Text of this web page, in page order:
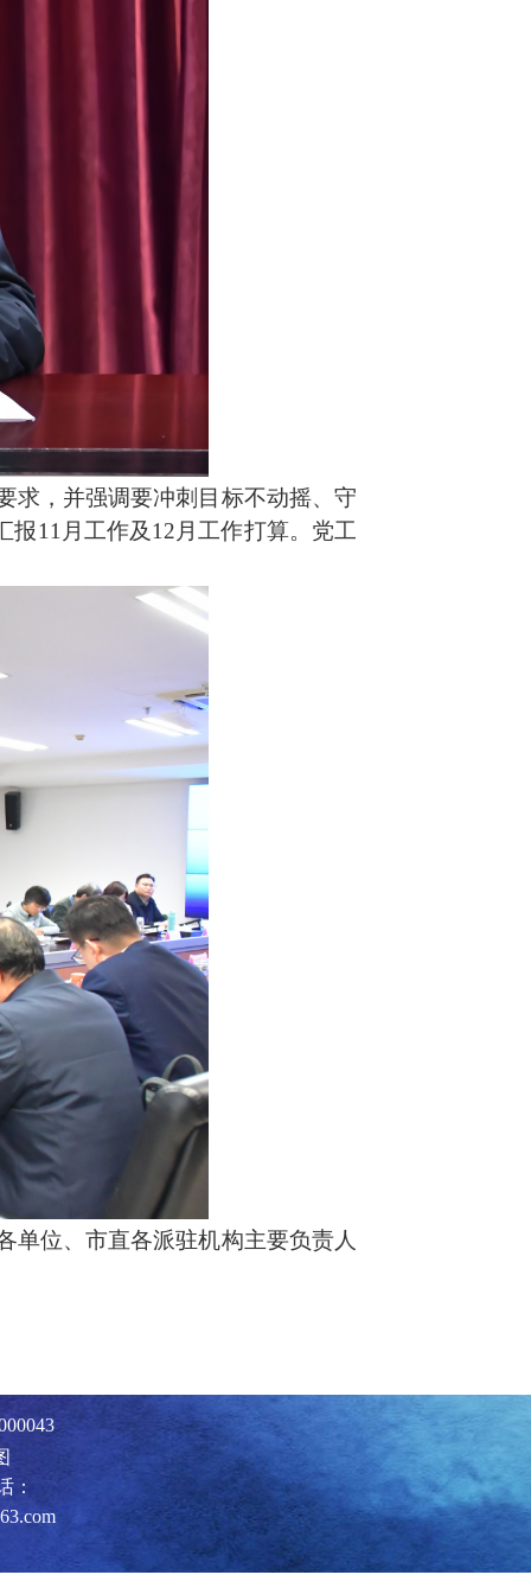
，并强调要冲刺目标不动摇、守
报11月工作及12月工作打算。党工
位、市直各派驻机构主要负责人
：